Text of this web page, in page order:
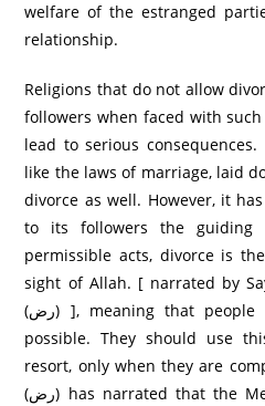
welfare of the estranged
relationship.
Religions that do not allow
followers when faced with
lead to serious
like the laws of marriage, laid
divorce as well. However, it
to its followers the
permissible acts, divorce is
sight of Allah. [ narrated by
(رض) ], meaning that people should avoid it as far as
possible. They should use
resort, only when they are
(رض) has narrated that the Messenger of Allah (صلى الله